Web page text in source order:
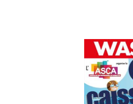
Course
de
caisse
à
savons